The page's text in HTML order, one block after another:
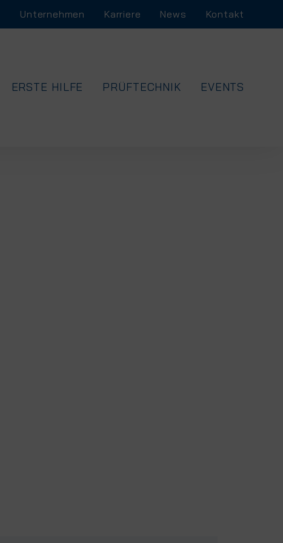
Unternehmen Karriere News Kontakt
ERSTE HILFE PRÜFTECHNIK EVENTS